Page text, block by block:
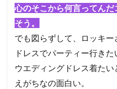
心のそこから何言ってん
そう。
でも図らずして、ロッキ
ドレスでパーティー行きた
ウエディングドレス着た
えがちなの面白い。